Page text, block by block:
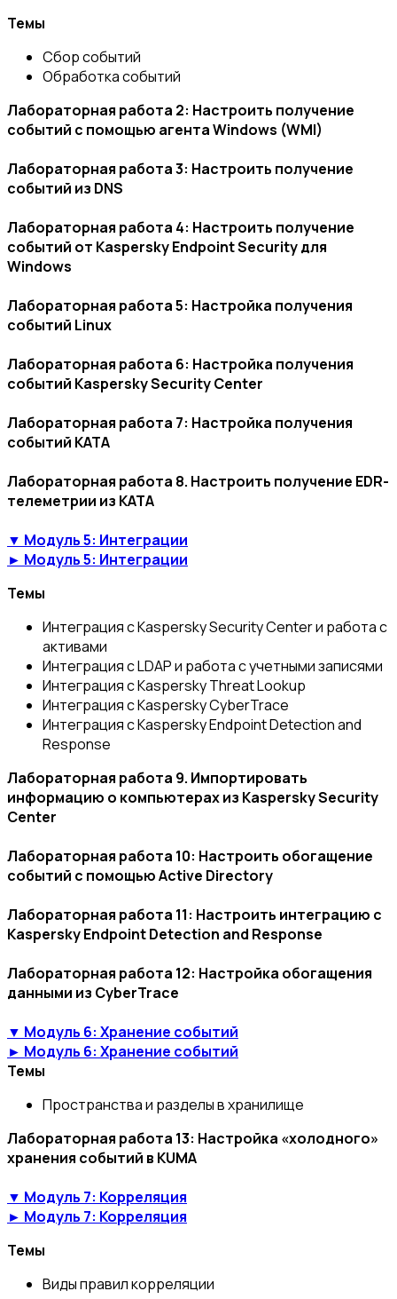
Темы
Сбор событий
Обработка событий
Лабораторная работа 2: Настроить получение
событий с помощью агента Windows (WMI)
Лабораторная работа 3: Настроить получение
событий из DNS
Лабораторная работа 4: Настроить получение
событий от Kaspersky Endpoint Security для
Windows
Лабораторная работа 5: Настройка получения
событий Linux
Лабораторная работа 6: Настройка получения
событий Kaspersky Security Center
Лабораторная работа 7: Настройка получения
событий KATA
Лабораторная работа 8. Настроить получение EDR-
телеметрии из KATA
▼ Модуль 5: Интеграции
► Модуль 5: Интеграции
Темы
Интеграция с Kaspersky Security Center и работа с
активами
Интеграция с LDAP и работа с учетными записями
Интеграция с Kaspersky Threat Lookup
Интеграция с Kaspersky CyberTrace
Интеграция с Kaspersky Endpoint Detection and
Response
Лабораторная работа 9. Импортировать
информацию о компьютерах из Kaspersky Security
Center
Лабораторная работа 10: Настроить обогащение
событий с помощью Active Directory
Лабораторная работа 11: Настроить интеграцию с
Kaspersky Endpoint Detection and Response
Лабораторная работа 12: Настройка обогащения
данными из CyberTrace
▼ Модуль 6: Хранение событий
► Модуль 6: Хранение событий
Темы
Пространства и разделы в хранилище
Лабораторная работа 13: Настройка «холодного»
хранения событий в KUMA
▼ Модуль 7: Корреляция
► Модуль 7: Корреляция
Темы
Виды правил корреляции